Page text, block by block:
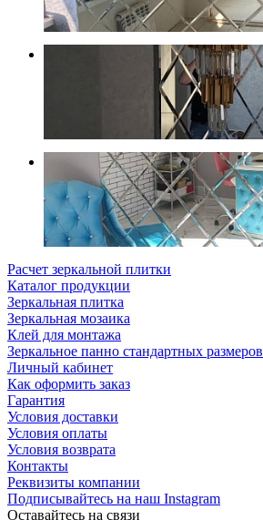
Расчет зеркальной плитки
Каталог продукции
Зеркальная плитка
Зеркальная мозаика
Клей для монтажа
Зеркальное панно стандартных размеров
Личный кабинет
Как оформить заказ
Гарантия
Условия доставки
Условия оплаты
Условия возврата
Контакты
Реквизиты компании
Подписывайтесь на наш Instagram
Оставайтесь на связи